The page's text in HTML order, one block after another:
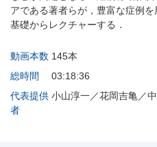
アである著者らが，豊富な症例
基礎からレクチャーする．
動画本数 145本
総時間
03:18:36
代表提供
者
小山淳一／花岡吉亀／